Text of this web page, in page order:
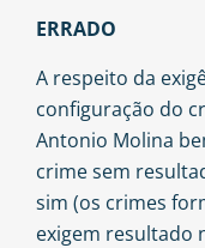
ERRADO
A respeito da
configuração do
Antonio Molina
crime sem
sim (os crimes
exigem resultado